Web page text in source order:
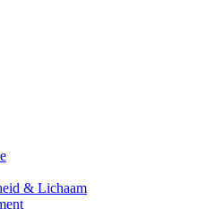
& Lichaam